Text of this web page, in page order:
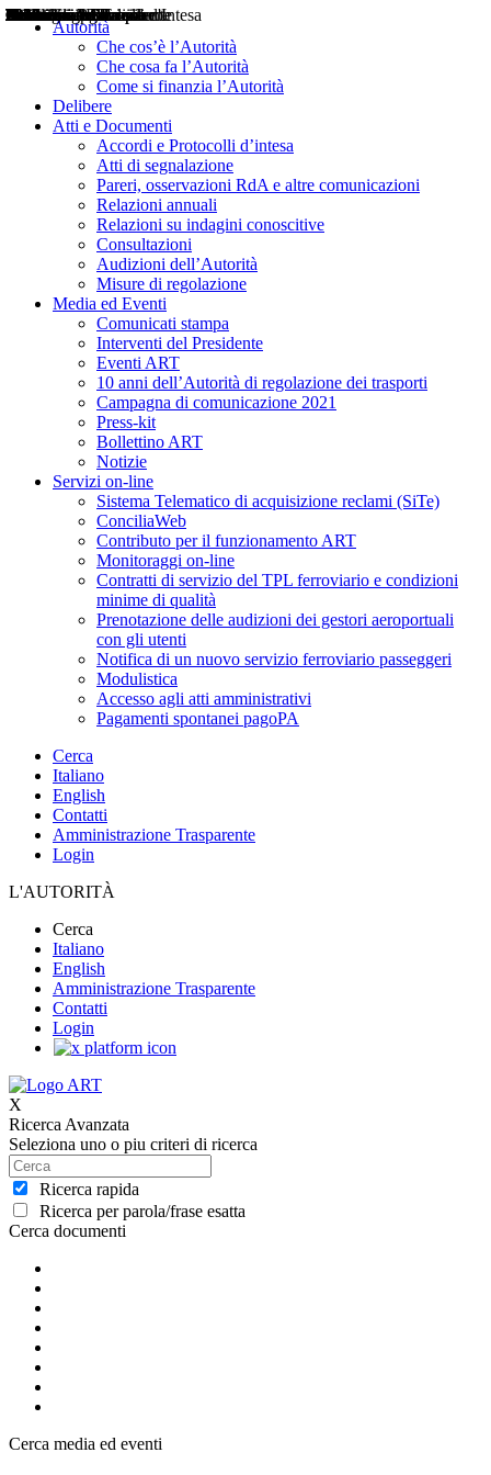
Autorità
Che cos’è l’Autorità
Che cosa fa l’Autorità
Come si finanzia l’Autorità
Delibere
Atti e Documenti
Accordi e Protocolli d’intesa
Atti di segnalazione
Pareri, osservazioni RdA e altre comunicazioni
Relazioni annuali
Relazioni su indagini conoscitive
Consultazioni
Audizioni dell’Autorità
Misure di regolazione
Media ed Eventi
Comunicati stampa
Interventi del Presidente
Eventi ART
10 anni dell’Autorità di regolazione dei trasporti
Campagna di comunicazione 2021
Press-kit
Bollettino ART
Notizie
Servizi on-line
Sistema Telematico di acquisizione reclami (SiTe)
ConciliaWeb
Contributo per il funzionamento ART
Monitoraggi on-line
Contratti di servizio del TPL ferroviario e condizioni
minime di qualità
Prenotazione delle audizioni dei gestori aeroportuali
con gli utenti
Notifica di un nuovo servizio ferroviario passeggeri
Modulistica
Accesso agli atti amministrativi
Pagamenti spontanei pagoPA
Cerca
Italiano
English
Contatti
Amministrazione Trasparente
Login
L'AUTORITÀ
Cerca
Italiano
English
Amministrazione Trasparente
Contatti
Login
X
Ricerca Avanzata
Seleziona uno o piu criteri di ricerca
Ricerca rapida
Ricerca per parola/frase esatta
Cerca documenti
Delibere
Pareri
Consultazioni
Audizioni
Atti di Segnalazione
Accordi e Protocolli d'Intesa
Relazioni annuali
Misure di regolazione
Cerca media ed eventi
Notizie
Comunicati Stampa
Bollettini ART
Convegni ART
Interviste del Presidente
Articoli in primo piano
Interventi del Presidente
2004
2005
2010
2013
2014
2015
2016
2017
2018
2019
202
2020
2021
2022
2023
2024
2025
2026
Aereo
Marittimo
Terrestre